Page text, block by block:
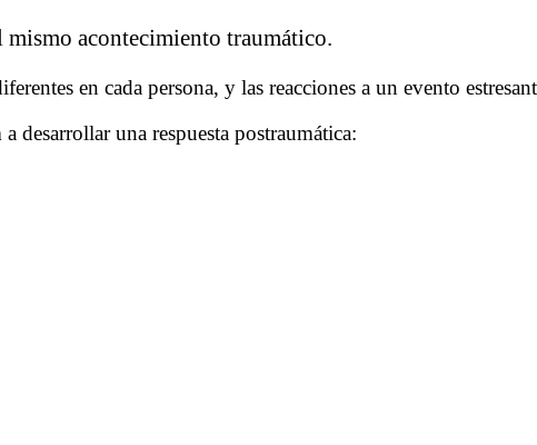
mismo acontecimiento traumático.
en cada persona, y las reacciones a un evento
a desarrollar una respuesta postraumática: